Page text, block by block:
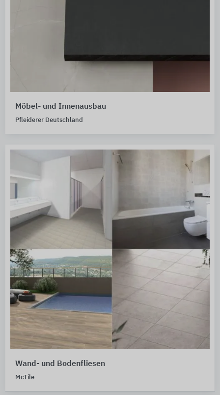
Möbel- und Innenausbau
Pfleiderer Deutschland
Wand- und Bodenfliesen
McTile